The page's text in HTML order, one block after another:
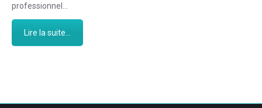
professionnel…
Lire la suite...